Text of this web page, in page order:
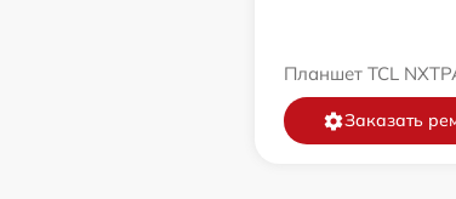
Планшет TCL
Заказать